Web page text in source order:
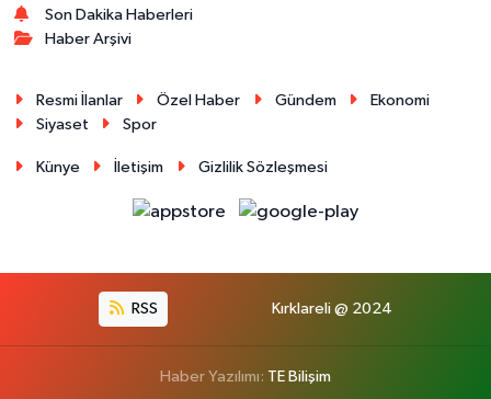
Son Dakika Haberleri
Haber Arşivi
Resmi İlanlar Özel Haber Gündem
Ekonomi
Siyaset
Spor
Künye İletişim Gizlilik Sözleşmesi
RSS Kırklareli @ 2024
Haber Yazılımı: TE Bilişim